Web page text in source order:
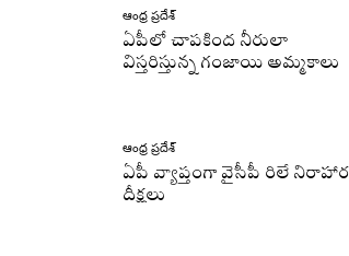
ఆంధ్ర ప్రదేశ్
ఏపీలో చాపకింద నీరులా
విస్తరిస్తున్న గంజాయి అమ్మకాలు
ఆంధ్ర ప్రదేశ్
ఏపీ వ్యాప్తంగా వైసీపీ రిలే నిరాహార
దీక్షలు